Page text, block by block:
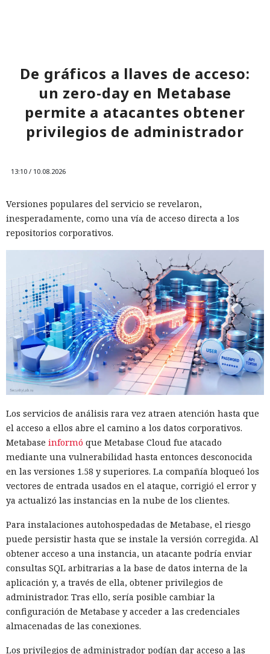
De gráficos a llaves de acceso:
un zero-day en Metabase
permite a atacantes obtener
privilegios de administrador
13:10 / 10.08.2026
Versiones populares del servicio se revelaron,
inesperadamente, como una vía de acceso directa a los
repositorios corporativos.
Los servicios de análisis rara vez atraen atención hasta que
el acceso a ellos abre el camino a los datos corporativos.
Metabase informó que Metabase Cloud fue atacado
mediante una vulnerabilidad hasta entonces desconocida
en las versiones 1.58 y superiores. La compañía bloqueó los
vectores de entrada usados en el ataque, corrigió el error y
ya actualizó las instancias en la nube de los clientes.
Para instalaciones autohospedadas de Metabase, el riesgo
puede persistir hasta que se instale la versión corregida. Al
obtener acceso a una instancia, un atacante podría enviar
consultas SQL arbitrarias a la base de datos interna de la
aplicación y, a través de ella, obtener privilegios de
administrador. Tras ello, sería posible cambiar la
configuración de Metabase y acceder a las credenciales
almacenadas de las conexiones.
Los privilegios de administrador podían dar acceso a las